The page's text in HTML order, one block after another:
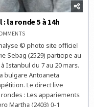
la ronde 5 à 14h
ON
PRIX
FIDE
FÉMININ
À
ISTANBUL
:
RONDE
5
À
14H
© photo site officiel
Sebag (2529) participe au
Istanbul du 7 au 20 mars.
bulgare Antoaneta
Le direct live
: Les appariements
Martha (2403) 0-1